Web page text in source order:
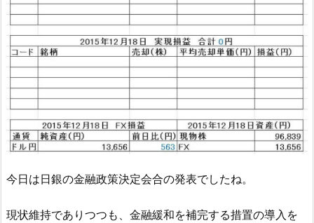
今日は日銀の金融政策決定会合の発表でしたね。
現状維持でありつつも、金融緩和を補完する措置の導入を